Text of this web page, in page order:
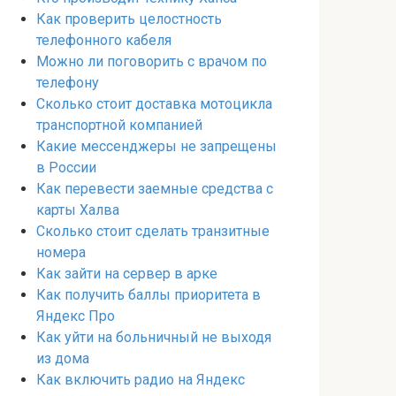
Как проверить целостность
телефонного кабеля
Можно ли поговорить с врачом по
телефону
Сколько стоит доставка мотоцикла
транспортной компанией
Какие мессенджеры не запрещены
в России
Как перевести заемные средства с
карты Халва
Сколько стоит сделать транзитные
номера
Как зайти на сервер в арке
Как получить баллы приоритета в
Яндекс Про
Как уйти на больничный не выходя
из дома
Как включить радио на Яндекс